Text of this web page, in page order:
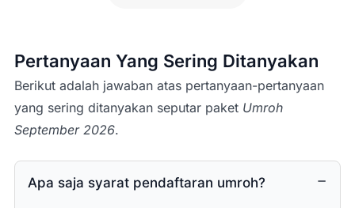
Tsaqifah Bani Saidah
Dan area sekitar lainnya.(Catatan:
Program dapat disesuaikan
jadwal tasreh (izin kunjungan) yang
diperoleh melalui sistem resmi.
Pertanyaan Yang Sering Ditanyakan
Berikut adalah jawaban atas pertanyaan-pertanyaan
yang sering ditanyakan seputar paket Umroh
September 2026.
Apa saja syarat pendaftaran umroh?